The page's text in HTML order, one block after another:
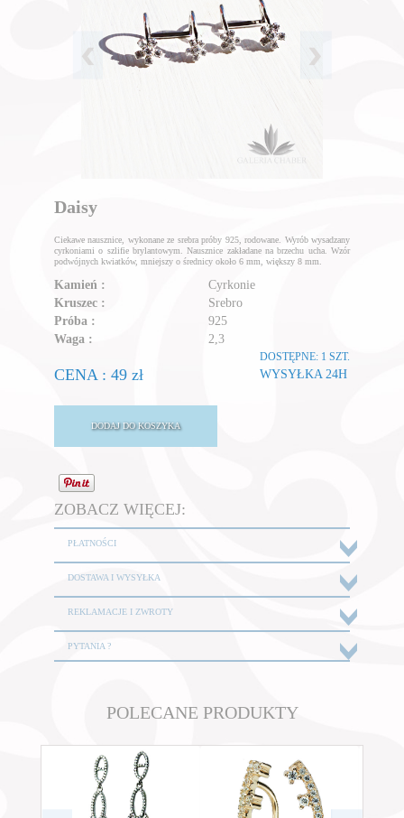
Daisy
Ciekawe nausznice, wykonane ze srebra próby 925, rodowane. Wyrób wysadzany
cyrkoniami o szlifie brylantowym. Nausznice zakładane na brzechu ucha. Wzór
podwójnych kwiatków, mniejszy o średnicy około 6 mm, większy 8 mm.
Kamień :
Cyrkonie
Kruszec :
Srebro
Próba :
925
Waga :
2,3
CENA : 49 zł
DOSTĘPNE: 1 SZT.
WYSYŁKA 24H
ZOBACZ WIĘCEJ:
PŁATNOŚCI
DOSTAWA I WYSYŁKA
REKLAMACJE I ZWROTY
PYTANIA ?
POLECANE PRODUKTY